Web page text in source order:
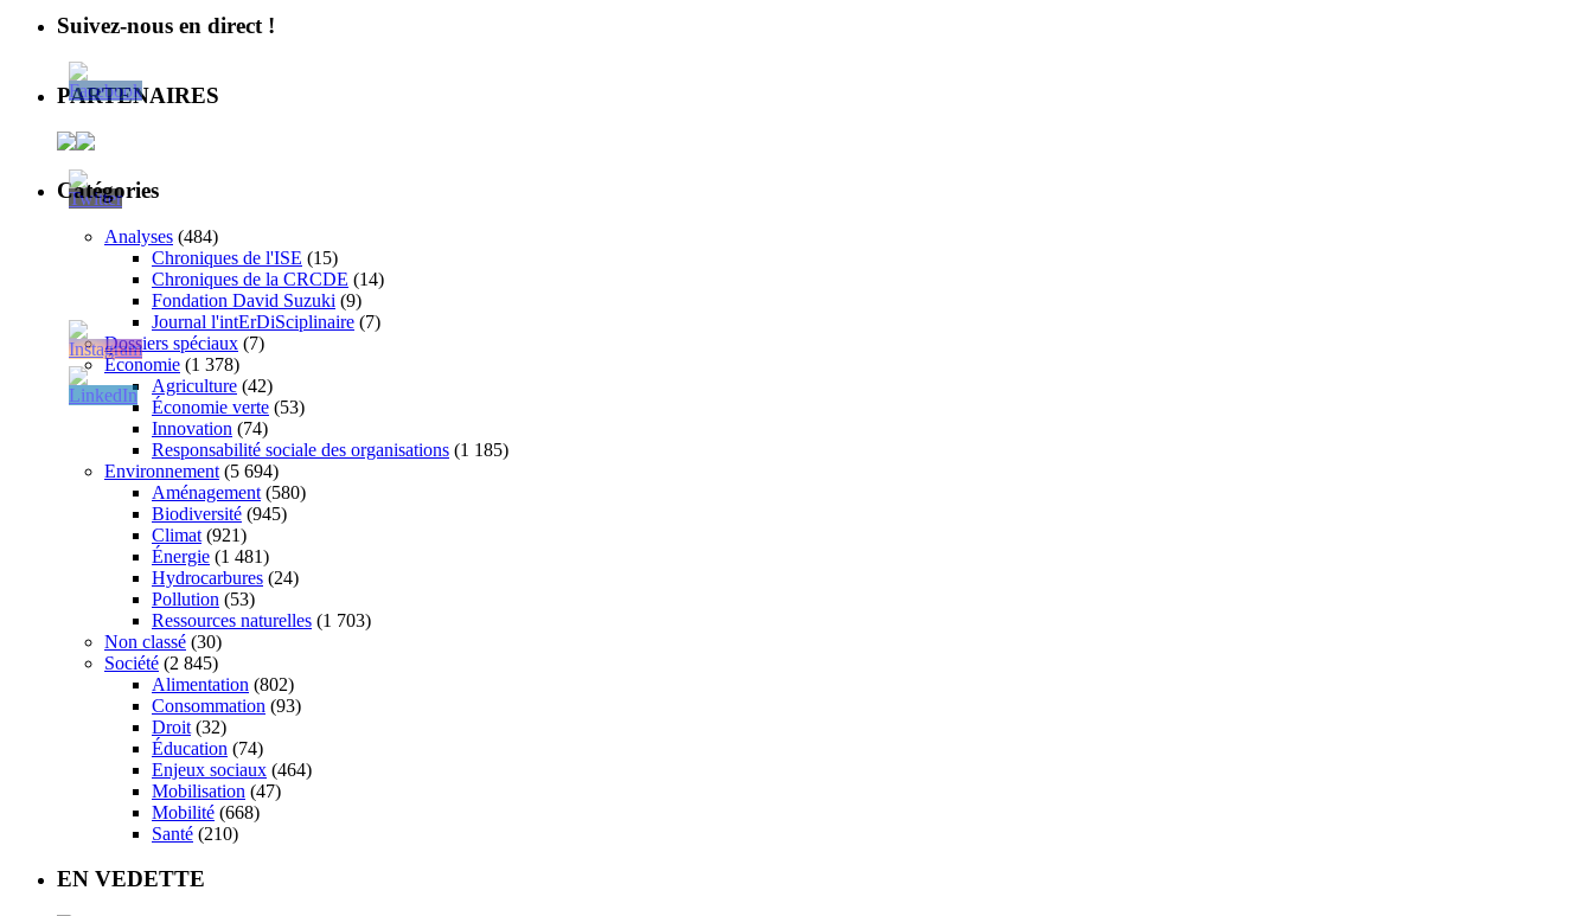
Suivez-nous en direct !
PARTENAIRES
Catégories
Analyses (484)
Chroniques de l'ISE (15)
Chroniques de la CRCDE (14)
Fondation David Suzuki (9)
Journal l'intErDiSciplinaire (7)
Dossiers spéciaux (7)
Économie (1 378)
Agriculture (42)
Économie verte (53)
Innovation (74)
Responsabilité sociale des organisations (1 185)
Environnement (5 694)
Aménagement (580)
Biodiversité (945)
Climat (921)
Énergie (1 481)
Hydrocarbures (24)
Pollution (53)
Ressources naturelles (1 703)
Non classé (30)
Société (2 845)
Alimentation (802)
Consommation (93)
Droit (32)
Éducation (74)
Enjeux sociaux (464)
Mobilisation (47)
Mobilité (668)
Santé (210)
EN VEDETTE